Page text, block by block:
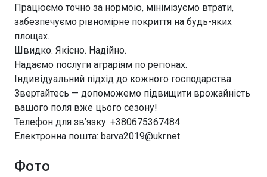
Працюємо точно за нормою, мінімізуємо втрати,
забезпечуємо рівномірне покриття на будь-яких
площах.
Швидко. Якісно. Надійно.
Надаємо послуги аграріям по регіонах.
Індивідуальний підхід до кожного господарства.
Звертайтесь — допоможемо підвищити врожайність
вашого поля вже цього сезону!
Телефон для зв’язку: +380675367484
Електронна пошта: barva2019@ukr.net
Фото